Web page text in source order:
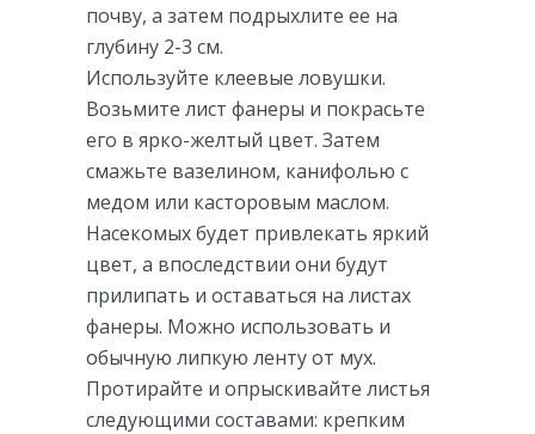
почву, а затем подрыхлите ее на
глубину 2-3 см.
Используйте клеевые ловушки.
Возьмите лист фанеры и покрасьте
его в ярко-желтый цвет. Затем
смажьте вазелином, канифолью с
медом или касторовым маслом.
Насекомых будет привлекать яркий
цвет, а впоследствии они будут
прилипать и оставаться на листах
фанеры. Можно использовать и
обычную липкую ленту от мух.
Протирайте и опрыскивайте листья
следующими составами: крепким